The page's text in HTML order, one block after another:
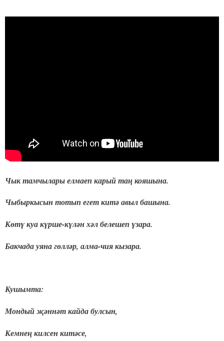
Чык тамчылары елмаеп карый таң кояшына.
Чыбыркысын тотып егет китә авыл башына.
Көтү куа күрше-күлән хәл белешеп үзара.
Бакчада уяна гөлләр, алма-чия кызара.
Кушымта:
Мондый җәннәт кайда булсын,
Кемнең килсен китәсе,